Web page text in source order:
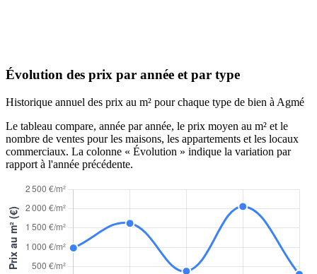
Évolution des prix par année et par type
Historique annuel des prix au m² pour chaque type de bien à Agmé
Le tableau compare, année par année, le prix moyen au m² et le
nombre de ventes pour les maisons, les appartements et les locaux
commerciaux. La colonne « Évolution » indique la variation par
rapport à l'année précédente.